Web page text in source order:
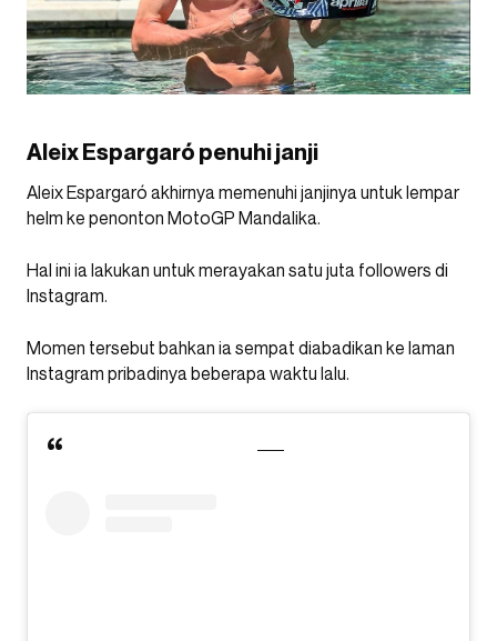
Aleix Espargaró penuhi janji
Aleix Espargaró akhirnya memenuhi janjinya untuk lempar
helm ke penonton MotoGP Mandalika.
Hal ini ia lakukan untuk merayakan satu juta followers di
Instagram.
Momen tersebut bahkan ia sempat diabadikan ke laman
Instagram pribadinya beberapa waktu lalu.